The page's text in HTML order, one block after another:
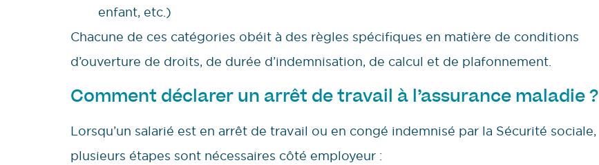
enfant, etc.)
Chacune de ces catégories obéit à des règles spécifiques en matière de conditions
d’ouverture de droits, de durée d’indemnisation, de calcul et de plafonnement.
Comment déclarer un arrêt de travail à l’assurance maladie ?
Lorsqu’un salarié est en arrêt de travail ou en congé indemnisé par la Sécurité sociale,
plusieurs étapes sont nécessaires côté employeur :